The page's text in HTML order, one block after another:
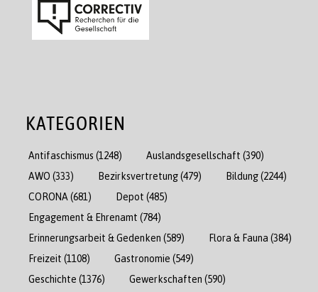
KATEGORIEN
Antifaschismus (1248) Auslandsgesellschaft (390)
AWO (333) Bezirksvertretung(479) Bildung(2244)
CORONA (681) Depot (485)
Engagement & Ehrenamt (784)
Erinnerungsarbeit & Gedenken (589) Flora & Fauna (384)
Freizeit (1108) Gastronomie (549)
Geschichte (1376) Gewerkschaften (590)